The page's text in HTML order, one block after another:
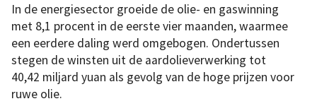
In de energiesector groeide de olie- en gaswinning
met 8,1 procent in de eerste vier maanden, waarmee
een eerdere daling werd omgebogen. Ondertussen
stegen de winsten uit de aardolieverwerking tot
40,42 miljard yuan als gevolg van de hoge prijzen voor
ruwe olie.